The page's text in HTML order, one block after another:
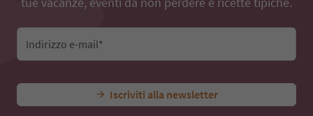
Indirizzo e-mail*
Iscriviti alla newsletter